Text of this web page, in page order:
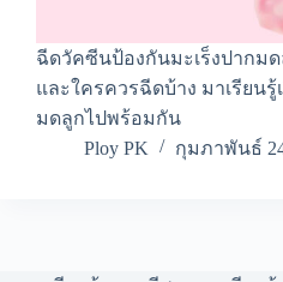
ฉีดวัคซีนป้องกันมะเร็งปากมด
และใครควรฉีดบ้าง มาเรียนรู้
มดลูกไปพร้อมกัน
Ploy PK
กุมภาพันธ์